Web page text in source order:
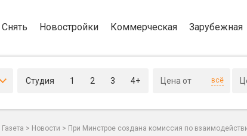
Снять Новостройки Коммерческая Зарубежная
Студия 1 2 3 4+ всё
Газета > Новости > При Минстрое создана комиссия по